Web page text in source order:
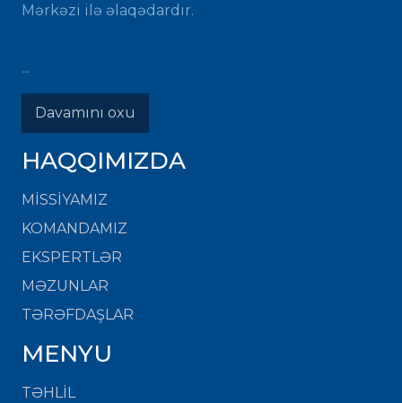
Mərkəzi ilə əlaqədardır.
...
Davamını oxu
HAQQIMIZDA
MISSIYAMIZ
KOMANDAMIZ
EKSPERTLƏR
MƏZUNLAR
TƏRƏFDAŞLAR
MENYU
TƏHLİL